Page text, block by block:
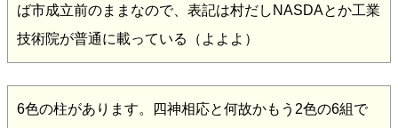
ば市成立前のままなので、表記は村だしNASDAとか工業
技術院が普通に載っている（よよよ）
6色の柱があります。四神相応と何故かもう2色の6組で